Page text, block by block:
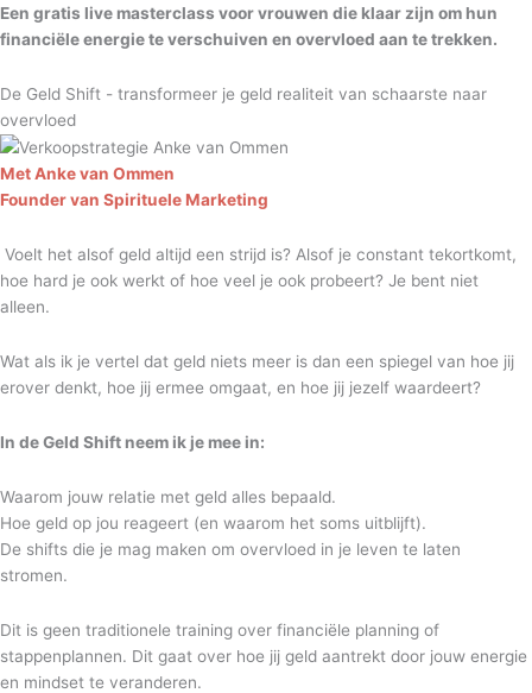
Een gratis live masterclass voor vrouwen die klaar zijn om hun
financiële energie te verschuiven en overvloed aan te trekken.
De Geld Shift - transformeer je geld realiteit van schaarste naar
overvloed
Met Anke van Ommen
Founder van Spirituele Marketing
Voelt het alsof geld altijd een strijd is? Alsof je constant tekortkomt,
hoe hard je ook werkt of hoe veel je ook probeert? Je bent niet
alleen.
Wat als ik je vertel dat geld niets meer is dan een spiegel van hoe jij
erover denkt, hoe jij ermee omgaat, en hoe jij jezelf waardeert?
In de Geld Shift neem ik je mee in:
Waarom jouw relatie met geld alles bepaald.
Hoe geld op jou reageert (en waarom het soms uitblijft).
De shifts die je mag maken om overvloed in je leven te laten
stromen.
Dit is geen traditionele training over financiële planning of
stappenplannen. Dit gaat over hoe jij geld aantrekt door jouw energie
en mindset te veranderen.